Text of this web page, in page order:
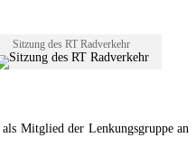
Sitzung des RT Radverkehr
Mitglied der Lenkungsgruppe an